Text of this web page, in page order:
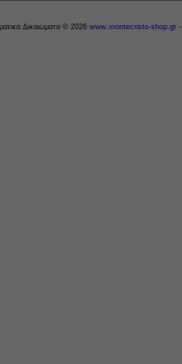
Δικαιώματα © 2026 www.montecristo-shop.gr -